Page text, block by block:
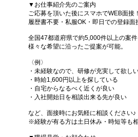
▼お仕事紹介先のご案内
ご応募を頂いた後にスマホでWEB面接！
履歴書不要・私服OK・即日での登録面
全国47都道府県で約5,000件以上の案件
様々な希望に沿ったご提案が可能。
〈例〉
・未経験なので、研修が充実して欲し
・時給1,600円以上を探している
・自宅からなるべく近くが良い
・入社開始日を相談出来る先が良い
など、面接時にお気軽に相談ください♪
※経験が有る方は土日休み・時短等も